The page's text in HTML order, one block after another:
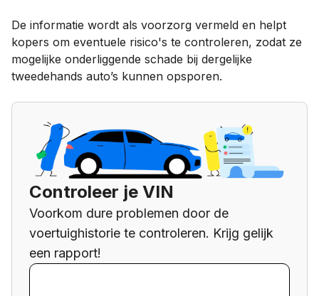
De informatie wordt als voorzorg vermeld en helpt
kopers om eventuele risico's te controleren, zodat ze
mogelijke onderliggende schade bij dergelijke
tweedehands auto’s kunnen opsporen.
Controleer je VIN
Voorkom dure problemen door de
voertuighistorie te controleren. Krijg gelijk
een rapport!
VIN invoeren